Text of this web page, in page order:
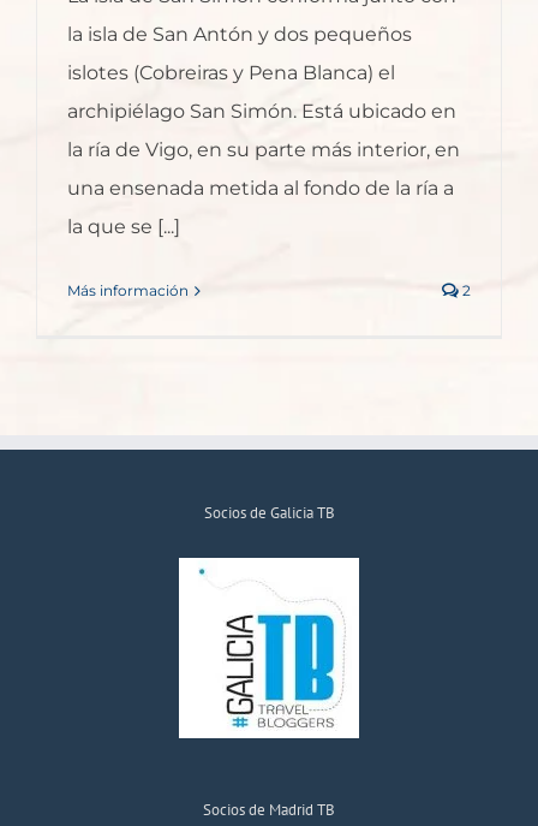
la isla de San Antón y dos pequeños
islotes (Cobreiras y Pena Blanca) el
archipiélago San Simón. Está ubicado en
la ría de Vigo, en su parte más interior, en
una ensenada metida al fondo de la ría a
la que se [...]
Más información 2
Socios de Galicia TB
Socios de Madrid TB